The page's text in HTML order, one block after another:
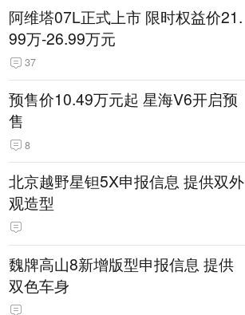
阿维塔07L正式上市 限时权益价21.
99万-26.99万元
37
预售价10.49万元起 星海V6开启预
售
8
北京越野星钽5X申报信息 提供双外
观造型
魏牌高山8新增版型申报信息 提供
双色车身